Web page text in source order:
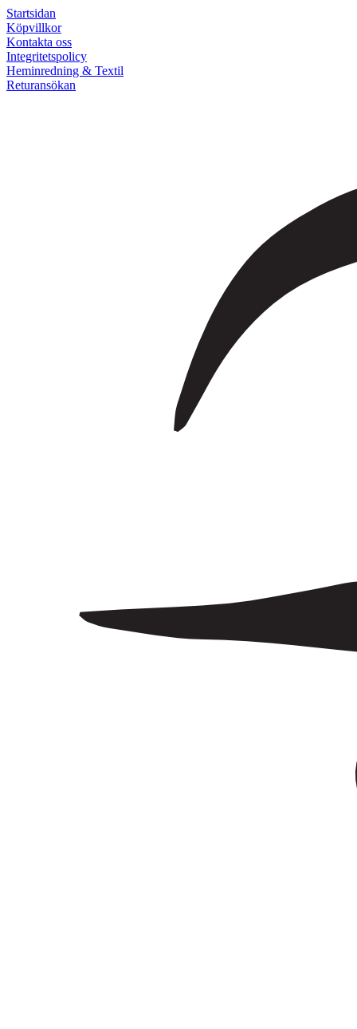
Startsidan
Köpvillkor
Kontakta oss
Integritetspolicy
Heminredning & Textil
Returansökan